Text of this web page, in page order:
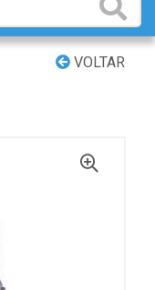
VOLTAR